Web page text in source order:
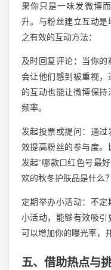
果你只是一味发微博
升。与粉丝建立互动
之有效的互动方法：
及时回复评论：当你
会让他们感到被重视
的互动也能让微博保
频率。
发起投票或提问：通
效提高粉丝的参与度。
发起“哪款口红色号最
欢的秋冬护肤品是什么？
定期举办小活动：不
小活动，能够有效吸
可以增加你的曝光率，
五、借助热点与